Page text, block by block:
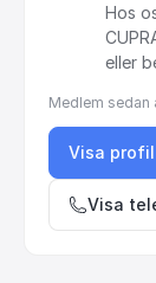
Hos
eller
Medlem sedan
Visa profil
Visa